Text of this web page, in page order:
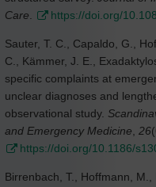
Care. https://doi.org/
Sauter, T. C., Capaldo, G.,
C., Kämmer, J. E.,
specific complaints at
unclear diagnoses and
observational study.
and Emergency Medicine, 26
https://doi.org/10.1186/
Birrenbach, T., Hoffmann,